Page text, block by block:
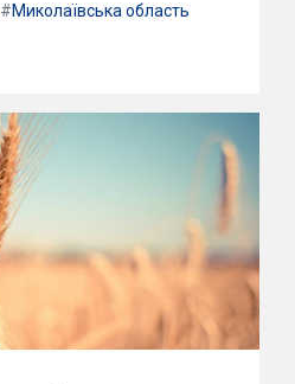
#Миколаївська область